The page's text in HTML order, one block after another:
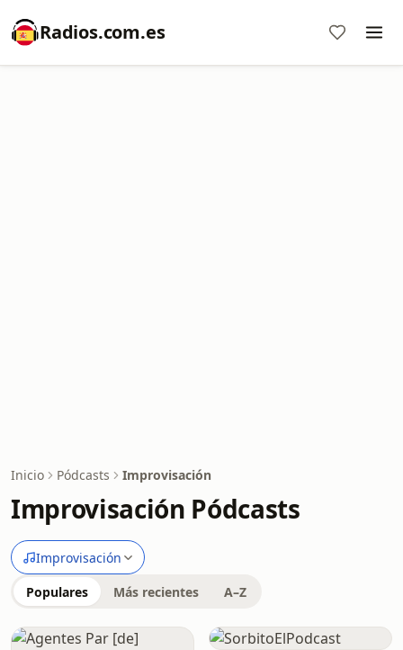
Radios.com.es
Inicio Pódcasts Improvisación
Improvisación Pódcasts
Improvisación
Populares Más recientes A–Z